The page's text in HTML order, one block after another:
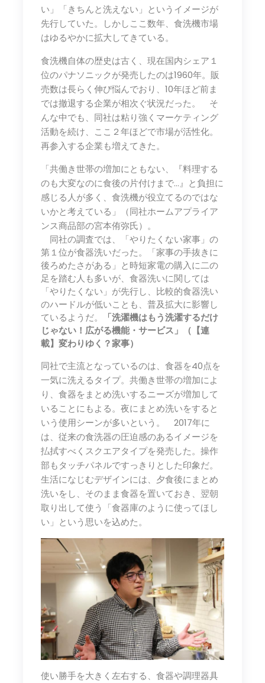
い」「きちんと洗えない」というイメージが
先行していた。しかしここ数年、食洗機市場
はゆるやかに拡大してきている。
食洗機自体の歴史は古く、現在国内シェア１
位のパナソニックが発売したのは1960年。販
売数は長らく伸び悩んでおり、10年ほど前ま
では撤退する企業が相次ぐ状況だった。 そ
んな中でも、同社は粘り強くマーケティング
活動を続け、ここ２年ほどで市場が活性化。
再参入する企業も増えてきた。
「共働き世帯の増加にともない、『料理する
のも大変なのに食後の片付けまで…』と負担に
感じる人が多く、食洗機が役立てるのではな
いかと考えている」（同社ホームアプライア
ンス商品部の宮本侑弥氏）。
同社の調査では、「やりたくない家事」の
第１位が食器洗いだった。「家事の手抜きに
後ろめたさがある」と時短家電の購入に二の
足を踏む人も多いが、食器洗いに関しては
「やりたくない」が先行し、比較的食器洗い
のハードルが低いことも、普及拡大に影響し
ているようだ。
「洗濯機はもう洗濯するだけ
じゃない！広がる機能・サービス」（【連
載】変わりゆく？家事）
同社で主流となっているのは、食器を40点を
一気に洗えるタイプ。共働き世帯の増加によ
り、食器をまとめ洗いするニーズが増加して
いることにもよる。夜にまとめ洗いをすると
いう使用シーンが多いという。 2017年に
は、従来の食洗器の圧迫感のあるイメージを
払拭すべくスクエアタイプを発売した。操作
部もタッチパネルですっきりとした印象だ。
生活になじむデザインには、夕食後にまとめ
洗いをし、そのまま食器を置いておき、翌朝
取り出して使う「食器庫のように使ってほし
い」という思いを込めた。
使い勝手を大きく左右する、食器や調理器具